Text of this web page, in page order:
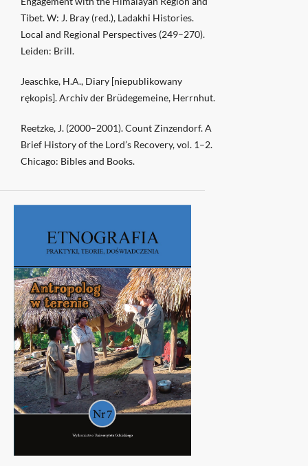
Tibet. W: J. Bray (red.), Ladakhi Histories.
Local and Regional Perspectives (249–270).
Leiden: Brill.
Jeaschke, H.A., Diary [niepublikowany
rękopis]. Archiv der Brüdegemeine, Herrnhut.
Reetzke, J. (2000–2001). Count Zinzendorf. A
Brief History of the Lord’s Recovery, vol. 1–2.
Chicago: Bibles and Books.